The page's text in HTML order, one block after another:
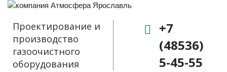
Проектирование и
производство
газоочистного
оборудования
+7
(48536)
5-45-55